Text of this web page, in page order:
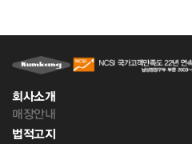
회사소개
매장안내
법적고지